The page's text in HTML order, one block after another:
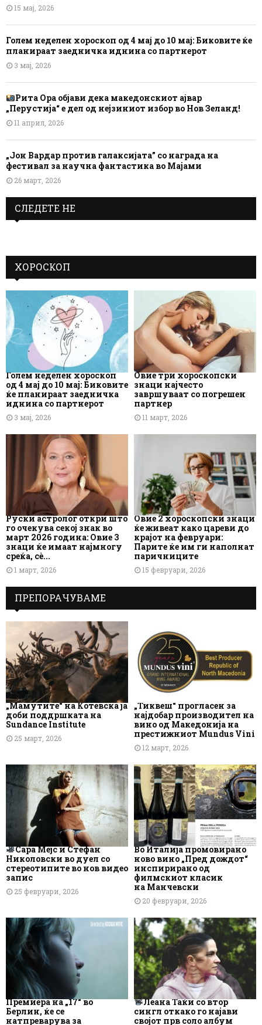
15 мај, 2026
Голем неделен хороскоп од 4 мај до 10 мај: Биковите ќе
планираат заедничка иднина со партнерот
3 мај, 2026
Рита Ора објави дека македонскиот ајвар
„Перустија“ е дел од нејзиниот избор во Нов Зеланд!
11 април, 2026
„Јон Вардар против галаксијата” со награда на
фестивал за научна фантастика во Мајами
26 март, 2026
СЛЕДЕТЕ НЕ
ХОРОСКОП
Голем неделен хороскоп
од 4 мај до 10 мај: Биковите
ќе планираат заедничка
иднина со партнерот
3 мај, 2026
Овие три хороскопски
знаци најчесто
завршуваат со погрешен
партнер
11 март, 2026
Руски астролог откри што
го очекува секој знак во
март 2026 година: Овие 3
знаци ќе имаат најмногу
среќа, сè...
1 март, 2026
Овие 2 хороскопски знаци
ќе живеат како цареви до
крајот на февруари:
Парите ќе им ги наполнат
паричниците
15 февруари, 2026
ПРЕПОРАЧУВАМЕ
„Мамутите“ на Котевска ја
доби поддршката на
Sundance Institute
25 март, 2026
„Тиквеш“ прогласен за
најдобар производител на
вино од Македонија на
престижниот Mundus Vini
12 март, 2026
Сара Мејс и Стефан
Николовски во дуел со
стереотипите во нов видео
запис
25 февруари, 2026
Во Италија промовирано
ново вино „Пред дождот“
инспирирано од
филмскиот класик
на Манчевски
20 февруари, 2026
Премиера на „17“ во
Берлин, ќе се
натпреварува за
Леана Таќи со втор
сингл откако го најави
својот прв соло албум